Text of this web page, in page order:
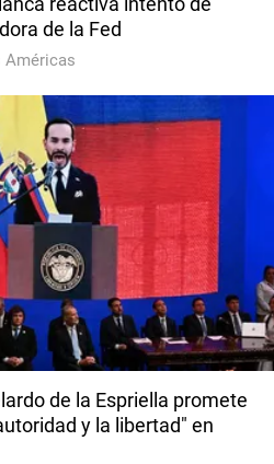
de la Fed
Américas
de la Espriella promete
y la libertad" en